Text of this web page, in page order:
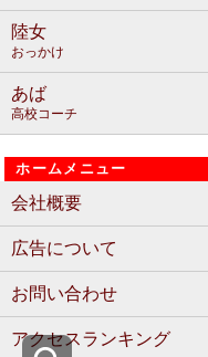
陸女
おっかけ
あば
高校コーチ
ホームメニュー
会社概要
広告について
お問い合わせ
アクセスランキング